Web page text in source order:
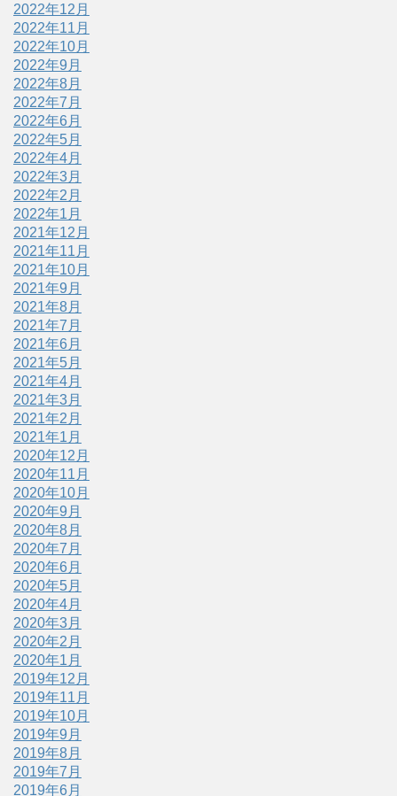
2022年12月
2022年11月
2022年10月
2022年9月
2022年8月
2022年7月
2022年6月
2022年5月
2022年4月
2022年3月
2022年2月
2022年1月
2021年12月
2021年11月
2021年10月
2021年9月
2021年8月
2021年7月
2021年6月
2021年5月
2021年4月
2021年3月
2021年2月
2021年1月
2020年12月
2020年11月
2020年10月
2020年9月
2020年8月
2020年7月
2020年6月
2020年5月
2020年4月
2020年3月
2020年2月
2020年1月
2019年12月
2019年11月
2019年10月
2019年9月
2019年8月
2019年7月
2019年6月